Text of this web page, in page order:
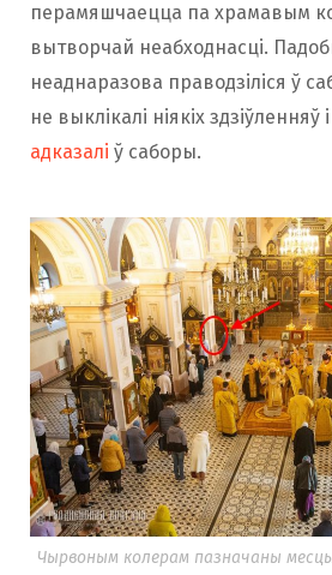
перамяшчаецца па храмавым
вытворчай неабходнасці.
неаднаразова праводзіліся ў
не выклікалі ніякіх здзіўленняў
адказалі ў саборы.
Чырвоным колерам пазначаны месцы,